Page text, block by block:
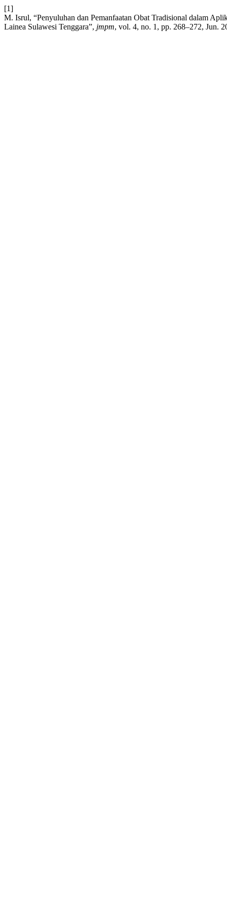
[1]
M. Isrul, “Penyuluhan dan Pemanfaatan Obat Tradisional dalam
Lainea Sulawesi Tenggara”, jmpm, vol. 4, no. 1, pp. 268–272, Jun.